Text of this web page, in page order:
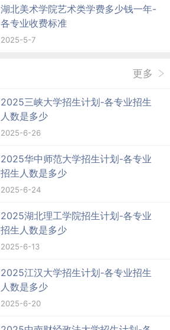
湖北美术学院艺术类学费多少钱一年-
各专业收费标准
2025-5-7
更多
2025三峡大学招生计划-各专业招生
人数是多少
2025-6-26
2025华中师范大学招生计划-各专业
招生人数是多少
2025-6-24
2025湖北理工学院招生计划-各专业
招生人数是多少
2025-6-13
2025江汉大学招生计划-各专业招生
人数是多少
2025-6-20